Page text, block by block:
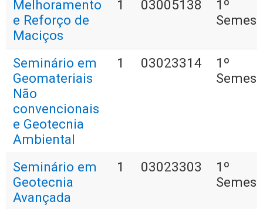
Melhoramento
e Reforço de
Maciços
1 03005138
1º
Seminário em
Geomateriais
Não
convencionais
e Geotecnia
Ambiental
1 03023314
1º
Seminário em
Geotecnia
Avançada
1 03023303
1º